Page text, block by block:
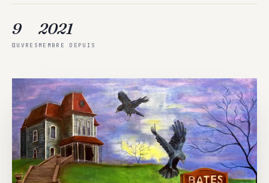
9
ŒUVRES
2021
MEMBRE DEPUIS